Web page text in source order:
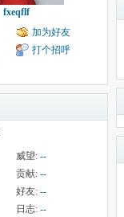
fxeqflf
加为好友
打个招呼
威望: --
贡献: --
好友: --
日志: --